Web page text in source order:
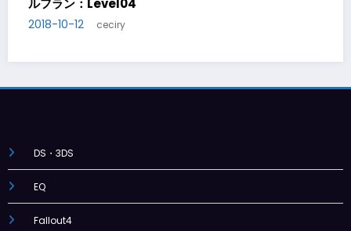
DS・3DS
EQ
Fallout4